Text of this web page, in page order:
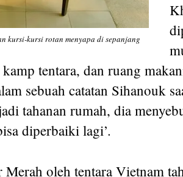
kursi-kursi rotan menyapa di sepanjang
tentara, dan ruang
sebuah catatan Sihanouk
tahanan rumah, dia
diperbaiki lagi’.
oleh tentara Vietnam